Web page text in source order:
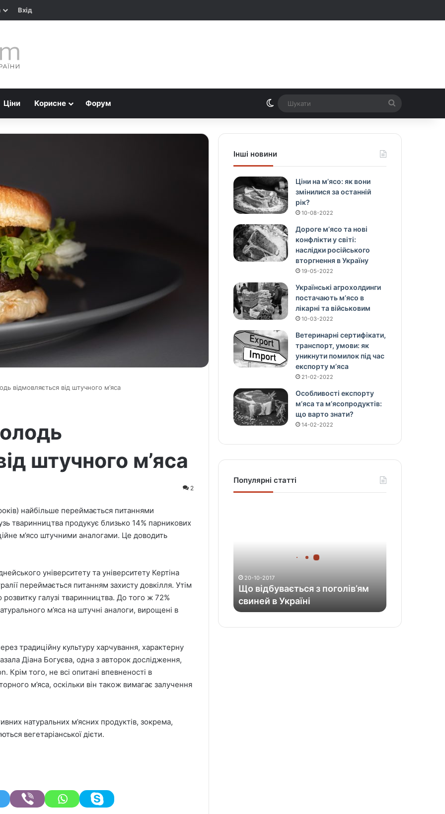
Вхід
Ціни Корисне Форум Switch skin
відмовляється від штучного м’яса
штучного м’яса
2
найбільше переймається питаннями
тваринництва продукує близько 14% парникових
м’ясо штучними аналогами. Це доводить
університету та університету Кертіна
переймається питанням захисту довкілля. Утім
галузі тваринництва. До того ж 72%
м’яса на штучні аналоги, вирощені в
традиційну культуру харчування, характерну
Діана Богуєва, одна з авторок дослідження,
того, не всі опитані впевненості в
м’яса, оскільки він також вимагає залучення
натуральних м’ясних продуктів, зокрема,
вегетаріанської дієти.
Інші новини
Ціни на м’ясо: як вони
змінилися за останній
рік?
10-08-2022
Дороге м’ясо та нові
конфлікти у світі:
наслідки російського
вторгнення в Україну
19-05-2022
Українські агрохолдинги
постачають м’ясо в
лікарні та військовим
10-03-2022
Ветеринарні сертифікати,
транспорт, умови: як
уникнути помилок під час
експорту м’яса
21-02-2022
Особливості експорту
м’яса та м’ясопродуктів:
що варто знати?
14-02-2022
Популярні статті
т
20-10-2017
Що відбувається з поголів’ям
свиней в Україні